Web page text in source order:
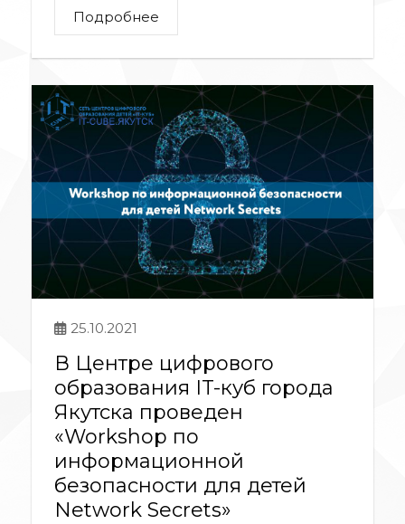
Подробнее
25.10.2021
В Центре цифрового
образования IT-куб города
Якутска проведен
«Workshop по
информационной
безопасности для детей
Network Secrets»